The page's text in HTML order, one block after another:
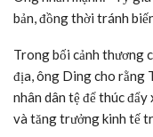
bản, đồng thời tránh
Trong bối cảnh thương
địa, ông Ding cho rằng
nhân dân tệ để thúc
và tăng trưởng kinh tế